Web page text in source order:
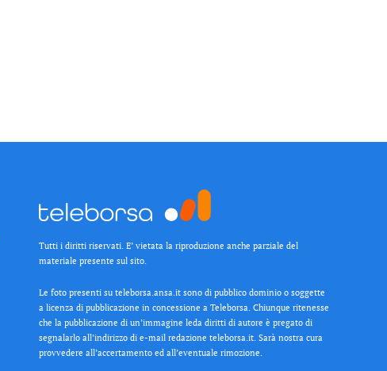
Tutti i diritti riservati. E’ vietata la riproduzione anche parziale del
materiale presente sul sito.
Le foto presenti su teleborsa.ansa.it sono di pubblico dominio o soggette
a licenza di pubblicazione in concessione a Teleborsa. Chiunque ritenesse
che la pubblicazione di un’immagine leda diritti di autore è pregato di
segnalarlo all’indirizzo di e-mail redazione teleborsa.it. Sarà nostra cura
provvedere all’accertamento ed all’eventuale rimozione.